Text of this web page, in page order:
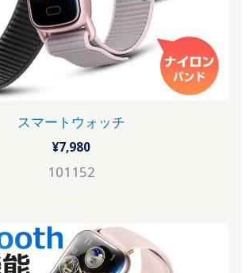
スマートウォッチ
¥7,980
101152